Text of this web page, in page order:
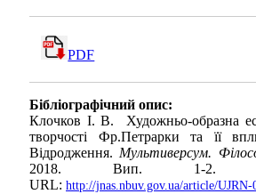
PDF
Бібліографічний опис:
Клочков І. В. Художньо-образна
творчості Фр.Петрарки та її
Відродження.Мультиверсум.
2018. Вип. 1-2.
URL: http://jnas.nbuv.gov.ua/article/UJRN-